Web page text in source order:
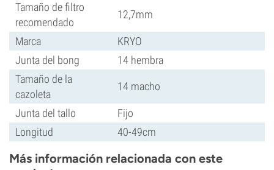
Tamaño de filtro
recomendado
12,7mm
Marca
KRYO
Junta del bong
14 hembra
Tamaño de la
cazoleta
14 macho
Junta del tallo
Fijo
Longitud
40-49cm
Más información relacionada con este